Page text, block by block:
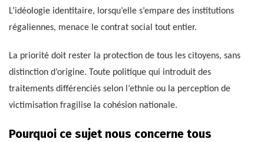
L’idéologie identitaire, lorsqu’elle s’empare des institutions
régaliennes, menace le contrat social tout entier.
La priorité doit rester la protection de tous les citoyens, sans
distinction d’origine. Toute politique qui introduit des
traitements différenciés selon l’ethnie ou la perception de
victimisation fragilise la cohésion nationale.
Pourquoi ce sujet nous concerne tous